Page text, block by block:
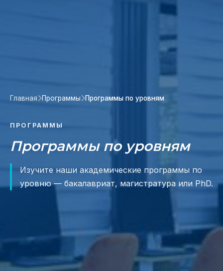
Главная Программы Программы по уровням
ПРОГРАММЫ
Программы по уровням
Изучите наши академические программы по
уровню — бакалавриат, магистратура или PhD.